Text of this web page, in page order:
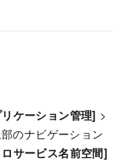
ケーション管理] >
のナビゲーション
サービス名前空間]